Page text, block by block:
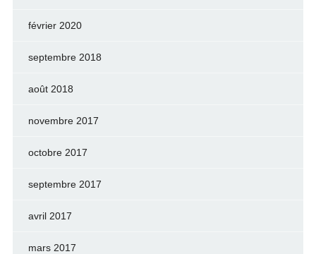
février 2020
septembre 2018
août 2018
novembre 2017
octobre 2017
septembre 2017
avril 2017
mars 2017